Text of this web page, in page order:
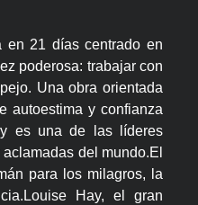
en 21 días centrado en
poderosa: trabajar con
Una obra orientada
autoestima y confianza
es una de las líderes
del mundo.El
para los milagros, la
Hay, el gran